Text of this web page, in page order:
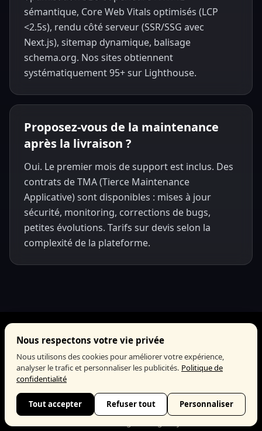
sémantique, Core Web Vitals optimisés (LCP
<2.5s), rendu côté serveur (SSR/SSG avec
Next.js), sitemap dynamique, balisage
schema.org. Nos sites obtiennent
systématiquement 95+ sur Lighthouse.
Proposez-vous de la maintenance
après la livraison ?
Oui. Le premier mois de support est inclus. Des
contrats de TMA (Tierce Maintenance
Applicative) sont disponibles : mises à jour
sécurité, monitoring, corrections de bugs,
petites évolutions. Tarifs sur devis selon la
complexité de la plateforme.
Agence web et digitale basée à Marseille. Création site
internet sur mesure, consultant SEO expert, audit SEO
agence web analytics. ROI moyen ×4 pour nos clients.
Nous respectons votre vie privée
Nous utilisons des cookies pour améliorer votre expérience,
analyser le trafic et personnaliser les publicités. Politique de
confidentialité
Tout accepter Refuser tout Personnaliser